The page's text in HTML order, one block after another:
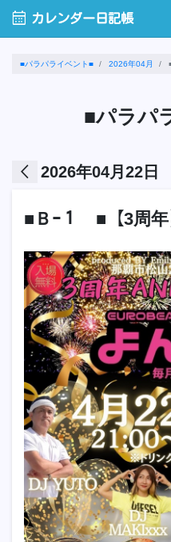
calendar_month カレンダー日記帳
■パラパライベント■ 2026年04月
■パラパ
arrow_back_ios 2026年04月22日
■Ｂｰ１ ■【3周年